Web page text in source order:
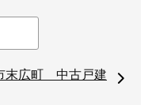
末広町 中古戸建